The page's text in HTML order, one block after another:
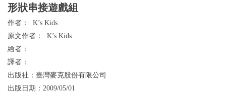
形狀串接遊戲組
作者：
K’s Kids
原文作者：
K’s Kids
繪者：
譯者：
出版社： 臺灣麥克股份有限公司
出版日期： 2009/05/01